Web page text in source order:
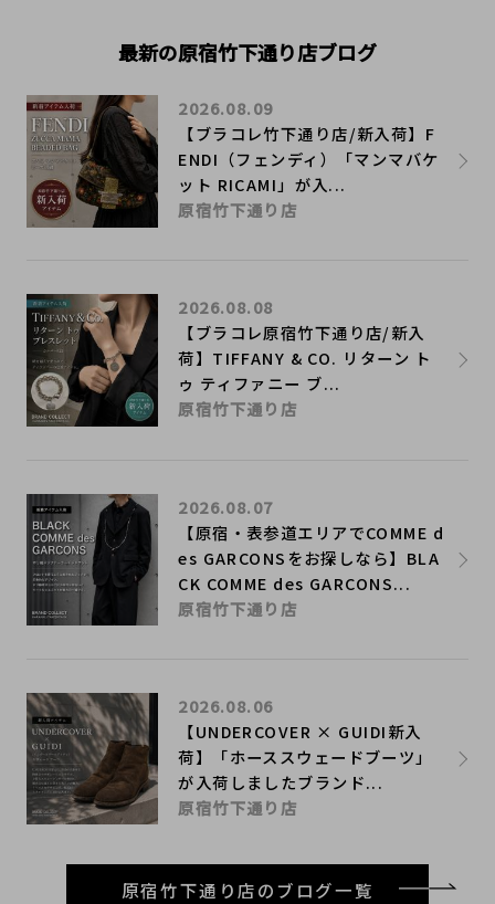
最新の原宿竹下通り店ブログ
【ブラコレ竹下通り店/新入荷】F
ENDI（フェンディ）「マンマバケ
ット RICAMI」が入...
2026.08.09
原宿竹下通り店
【ブラコレ原宿竹下通り店/新入
荷】TIFFANY & CO. リターン ト
ゥ ティファニー ブ...
2026.08.08
原宿竹下通り店
【原宿・表参道エリアでCOMME d
es GARCONSをお探しなら】BLA
CK COMME des GARCONS...
2026.08.07
原宿竹下通り店
【UNDERCOVER × GUIDI新入
荷】「ホーススウェードブーツ」
が入荷しましたブランド...
2026.08.06
原宿竹下通り店
原宿竹下通り店のブログ一覧